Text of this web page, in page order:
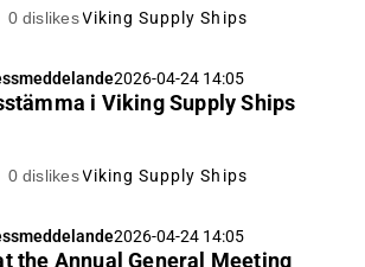
0 dislikes Viking Supply Ships
2026-04-24 14:05
i Viking Supply Ships
0 dislikes Viking Supply Ships
2026-04-24 14:05
the Annual General Meeting